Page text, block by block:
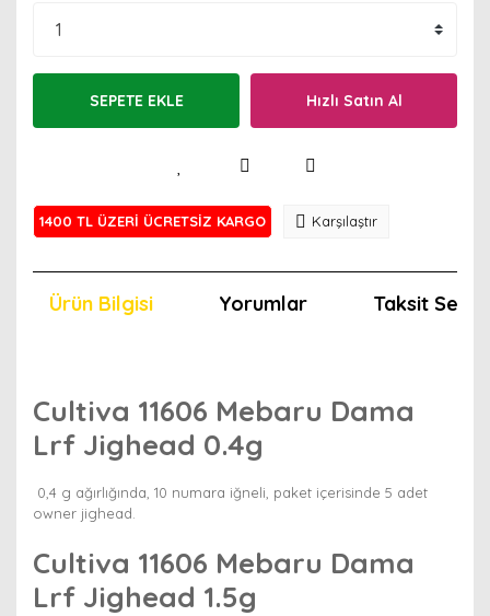
SEPETE EKLE Hızlı Satın Al
1400 TL ÜZERİ ÜCRETSİZ KARGO Karşılaştır
Ürün Bilgisi Yorumlar Taksit
Cultiva 11606 Mebaru Dama
Lrf Jighead 0.4g
0,4 g ağırlığında, 10 numara iğneli, paket içerisinde 5 adet
owner jighead.
Cultiva 11606 Mebaru Dama
Lrf Jighead 1.5g